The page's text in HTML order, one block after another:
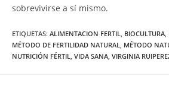
sobrevivirse a sí mismo.
ETIQUETAS: ALIMENTACION FERTIL, BIOCULTURA,
MÉTODO DE FERTILIDAD NATURAL, MÉTODO
NUTRICIÓN FÉRTIL, VIDA SANA, VIRGINIA